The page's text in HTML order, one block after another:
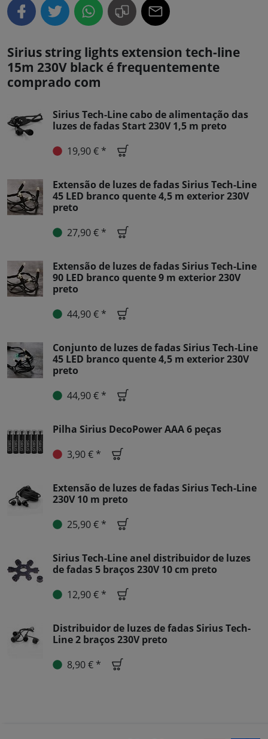
Sirius string lights extension tech-line
15m 230V black é frequentemente
comprado com
Sirius Tech-Line cabo de alimentação das
luzes de fadas Start 230V 1,5 m preto
19,90 € *
Extensão de luzes de fadas Sirius Tech-Line
45 LED branco quente 4,5 m exterior 230V
preto
27,90 € *
Extensão de luzes de fadas Sirius Tech-Line
90 LED branco quente 9 m exterior 230V
preto
44,90 € *
Conjunto de luzes de fadas Sirius Tech-Line
45 LED branco quente 4,5 m exterior 230V
preto
44,90 € *
Pilha Sirius DecoPower AAA 6 peças
3,90 € *
Extensão de luzes de fadas Sirius Tech-Line
230V 10 m preto
25,90 € *
Sirius Tech-Line anel distribuidor de luzes
de fadas 5 braços 230V 10 cm preto
12,90 € *
Distribuidor de luzes de fadas Sirius Tech-
Line 2 braços 230V preto
8,90 € *